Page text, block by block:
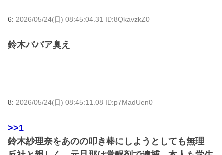
6: 2026/05/24(日) 08:45:04.31 ID:8QkavzkZ0
鈴木ババア臭え
8: 2026/05/24(日) 08:45:11.08 ID:p7MadUen0
>>1
鈴木紗理奈をあのの叩き棒にしようとしても無理